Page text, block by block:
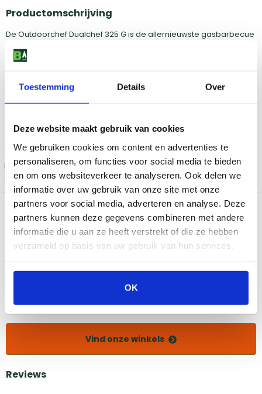
Toestemming Details Over
Deze website maakt gebruik van cookies
We gebruiken cookies om content en advertenties te
personaliseren, om functies voor social media te bieden
en om ons websiteverkeer te analyseren. Ook delen we
informatie over uw gebruik van onze site met onze
partners voor social media, adverteren en analyse. Deze
partners kunnen deze gegevens combineren met andere
informatie die u aan ze heeft verstrekt of die ze hebben
verzameld op basis van uw gebruik van hun services.
OK
Productomschrijving
De Outdoorchef Dualchef 325 G is de allernieuwste gasbarbecue
van Outdoorchef. De BBQ is uitgerust met het nieuwe Dual
Gourmet System, 3 hoofdbranders én een zijbrander! Het DGS
systeem bestaat uit meerdere barbecuezones en apart
aanstuurbare temperatuurregelaars. Je kunt vanaf nu heel
gemakkelijk meerdere gerechten tegelijkertijd klaarmaken,
bijvoorbeeld een eigengemaakte pizza, langzaam gegaarde
thermometers, ja echt het zijn er 2, kun je de temperatuur aflezen
Bekijk de
actievoorwaarden
Bekijk dit product in onze winkels
Amsterdam
Breda
Duiven
Eindhoven
Groningen
Vind onze winkels
Reviews